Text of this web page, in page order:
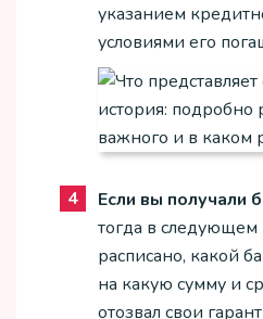
указанием
условиями его
Если вы получали
тогда в следующем
расписано, какой
на какую сумму и
отозвал свои